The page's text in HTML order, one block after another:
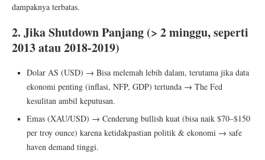
dampaknya terbatas.
2. Jika Shutdown Panjang (> 2 minggu, seperti
2013 atau 2018-2019)
Dolar AS (USD) → Bisa melemah lebih dalam, terutama jika data
ekonomi penting (inflasi, NFP, GDP) tertunda → The Fed
kesulitan ambil keputusan.
Emas (XAU/USD) → Cenderung bullish kuat (bisa naik $70–$150
per troy ounce) karena ketidakpastian politik & ekonomi → safe
haven demand tinggi.